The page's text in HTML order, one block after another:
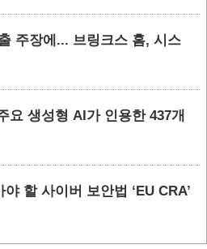
주장에... 브링크스 홈, 시스
요 생성형 AI가 인용한 437개
할 사이버 보안법 ‘EU CRA’